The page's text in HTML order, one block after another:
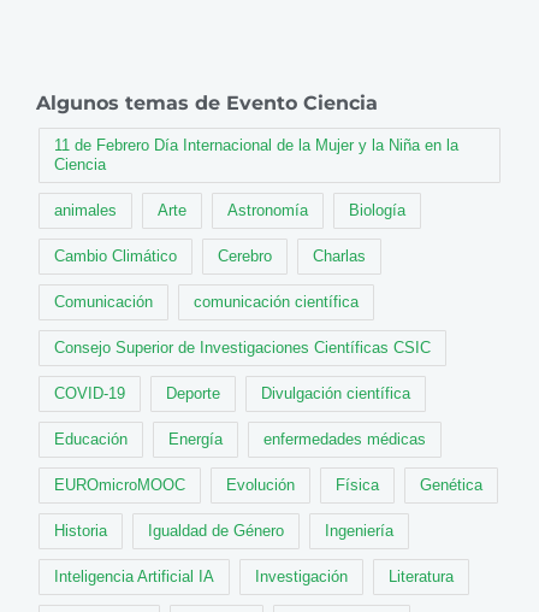
Algunos temas de Evento Ciencia
11 de Febrero Día Internacional de la Mujer y la Niña en la
Ciencia
animales Arte Astronomía Biología
Cambio Climático Cerebro Charlas
Comunicación comunicación científica
Consejo Superior de Investigaciones Científicas CSIC
COVID-19 Deporte Divulgación científica
Educación Energía enfermedades médicas
EUROmicroMOOC Evolución Física Genética
Historia Igualdad de Género Ingeniería
Inteligencia Artificial IA Investigación Literatura